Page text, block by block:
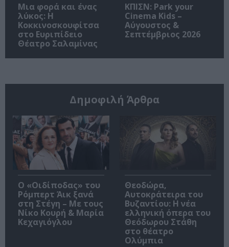
Μια φορά και ένας
λύκος: Η
Κοκκινοσκουφίτσα
στο Ευριπίδειο
Θέατρο Σαλαμίνας
ΚΠΙΣΝ: Park your
Cinema Kids –
Αύγουστος &
Σεπτέμβριος 2026
Δημοφιλή Άρθρα
O «Οιδίποδας» του
Ρόμπερτ Άικ ξανά
στη Στέγη – Με τους
Νίκο Κουρή & Μαρία
Κεχαγιόγλου
Θεοδώρα,
Αυτοκράτειρα του
Βυζαντίου: Η νέα
ελληνική όπερα του
Θεόδωρου Στάθη
στο θέατρο
Ολύμπια